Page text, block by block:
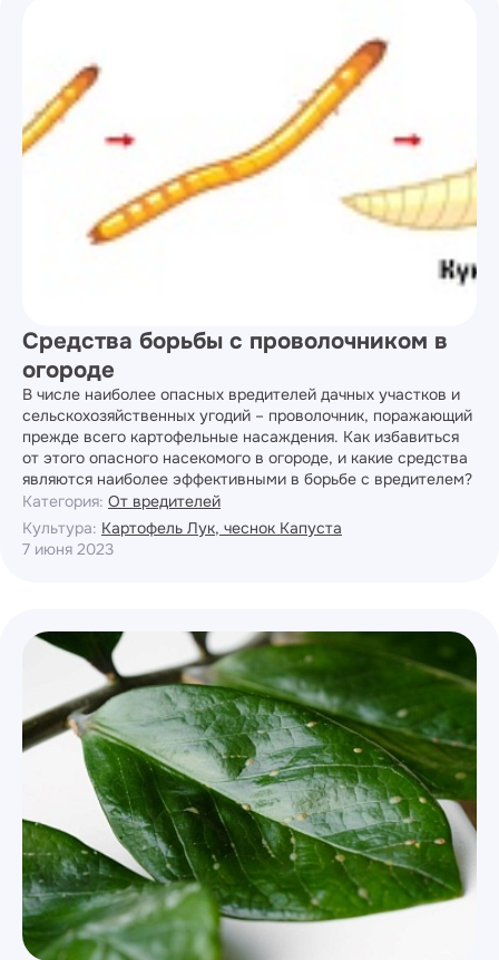
Средства борьбы с проволочником в
огороде
В числе наиболее опасных вредителей дачных участков и
сельскохозяйственных угодий – проволочник, поражающий
прежде всего картофельные насаждения. Как избавиться
от этого опасного насекомого в огороде, и какие средства
являются наиболее эффективными в борьбе с вредителем?
Категория: От вредителей
Культура: Картофель Лук, чеснок Капуста
7 июня 2023